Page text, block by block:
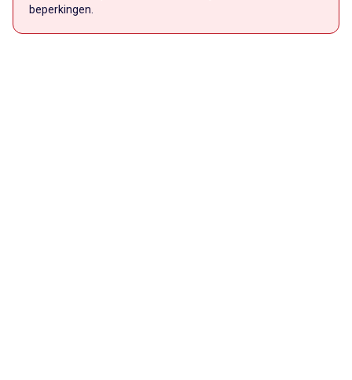
beperkingen.